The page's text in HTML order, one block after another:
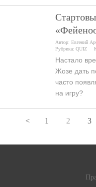
Автор:Евгений
Рубрика:QUIZ
Настало
Жозе дать
часто
на игру?
< 1 2 3